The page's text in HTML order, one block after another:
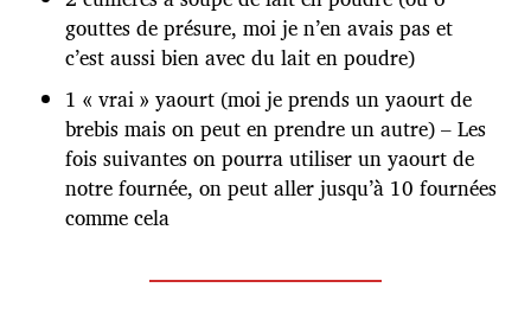
gouttes de présure, moi je n’en avais pas et
c’est aussi bien avec du lait en poudre)
1 « vrai » yaourt (moi je prends un yaourt de
brebis mais on peut en prendre un autre) – Les
fois suivantes on pourra utiliser un yaourt de
notre fournée, on peut aller jusqu’à 10 fournées
comme cela